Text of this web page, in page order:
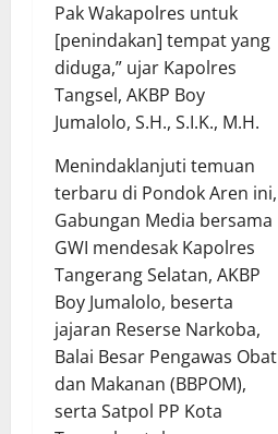
Pak Wakapolres untuk
[penindakan] tempat yang
diduga,” ujar Kapolres
Tangsel, AKBP Boy
Jumalolo, S.H., S.I.K., M.H.
​Menindaklanjuti temuan
terbaru di Pondok Aren ini,
Gabungan Media bersama
GWI mendesak Kapolres
Tangerang Selatan, AKBP
Boy Jumalolo, beserta
jajaran Reserse Narkoba,
Balai Besar Pengawas Obat
dan Makanan (BBPOM),
serta Satpol PP Kota